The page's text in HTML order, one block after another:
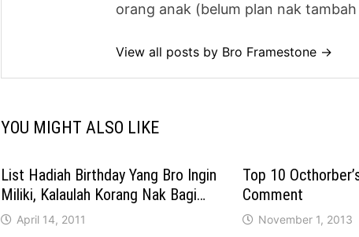
orang anak (belum plan nak
View all posts by Bro Framestone →
YOU MIGHT ALSO LIKE
List Hadiah Birthday Yang Bro Ingin
Miliki, Kalaulah Korang Nak Bagi…
April 14, 2011
Top 10
Comment
November 1, 2013